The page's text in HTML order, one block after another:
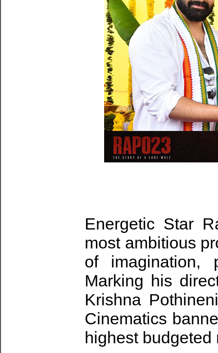
Energetic Star
most ambitious
of imagination,
Marking his
Krishna
Cinematics
highest budgeted